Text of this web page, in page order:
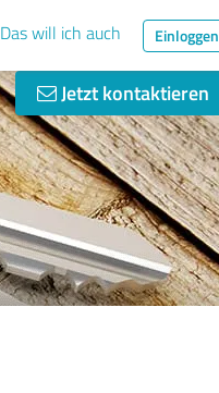
Das will ich auch Einloggen
Jetzt kontaktieren